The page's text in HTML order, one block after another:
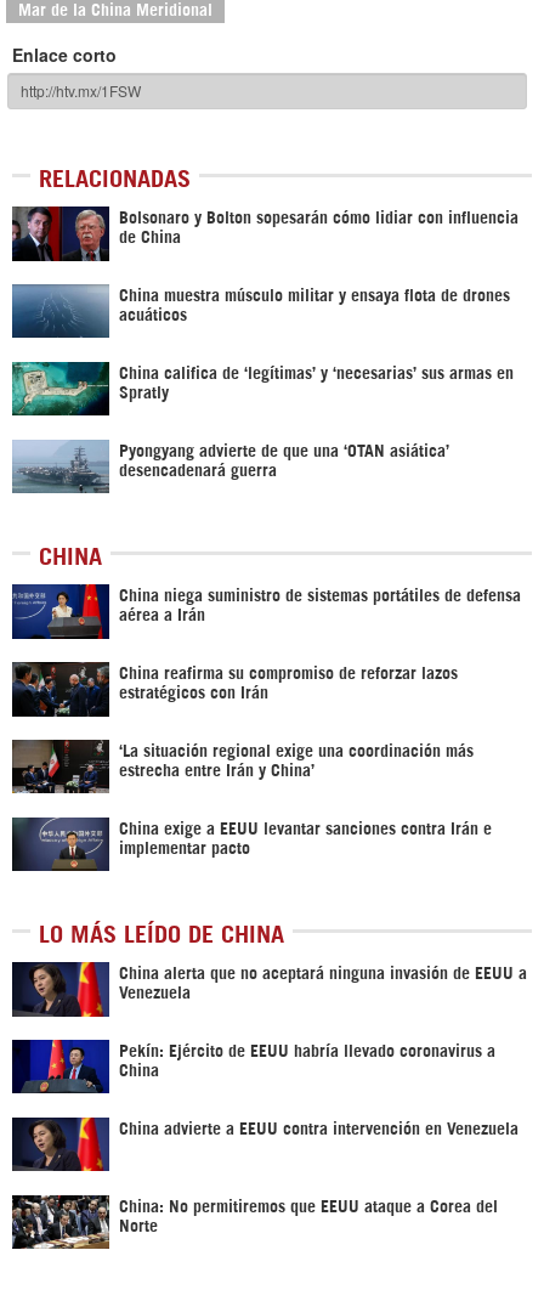
Mar de la China Meridional
Enlace corto
RELACIONADAS
Bolsonaro y Bolton sopesarán cómo lidiar con influencia
de China
China muestra músculo militar y ensaya flota de drones
acuáticos
China califica de ‘legítimas’ y ‘necesarias’ sus armas en
Spratly
Pyongyang advierte de que una ‘OTAN asiática’
desencadenará guerra
CHINA
China niega suministro de sistemas portátiles de defensa
aérea a Irán
China reafirma su compromiso de reforzar lazos
estratégicos con Irán
‘La situación regional exige una coordinación más
estrecha entre Irán y China’
China exige a EEUU levantar sanciones contra Irán e
implementar pacto
LO MÁS LEÍDO DE CHINA
China alerta que no aceptará ninguna invasión de EEUU a
Venezuela
Pekín: Ejército de EEUU habría llevado coronavirus a
China
China advierte a EEUU contra intervención en Venezuela
China: No permitiremos que EEUU ataque a Corea del
Norte